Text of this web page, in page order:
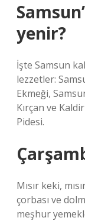
yenir?
İşte Samsun
lezzetler:
Ekmeği,
Kırçan ve
Pidesi.
Mısır keki,
çorbası ve
meşhur